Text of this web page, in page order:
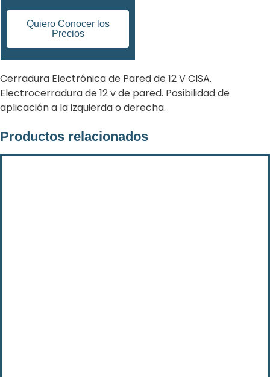
Quiero Conocer los
Precios
Cerradura Electrónica de Pared de 12 V CISA.
Electrocerradura de 12 v de pared. Posibilidad de
aplicación a la izquierda o derecha.
Productos relacionados